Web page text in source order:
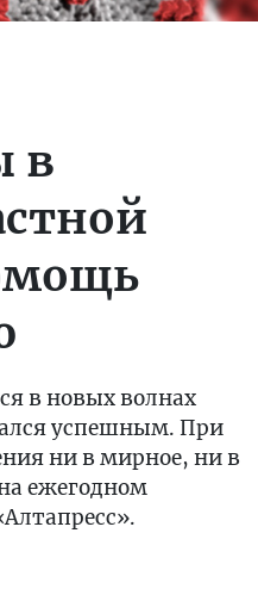
в
в новых волнах
успешным. При
ни в мирное, ни в
ежегодном